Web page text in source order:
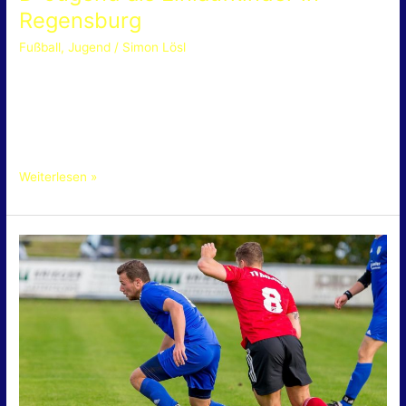
Regensburg
Fußball,Jugend / Simon Lösl
Weiterlesen »
Ein
Topspiel
ohne
Sieger